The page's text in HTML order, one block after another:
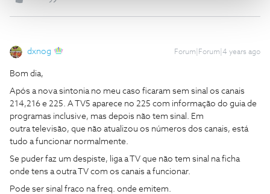
dxnog Forum|Forum|4 years ago
Bom dia,
Após a nova sintonia no meu caso ficaram sem sinal os canais
214,216 e 225. A TV5 aparece no 225 com informação do guia de
programas inclusive, mas depois não tem sinal. Em
outra televisão, que não atualizou os números dos canais, está
tudo a funcionar normalmente.
Se puder faz um despiste, liga a TV que não tem sinal na ficha
onde tens a outra TV com os canais a funcionar.
Pode ser sinal fraco na freq. onde emitem.